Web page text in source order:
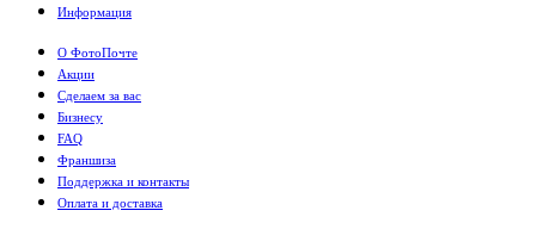
Информация
О ФотоПочте
Акции
Сделаем за вас
Бизнесу
FAQ
Франшиза
Поддержка и контакты
Оплата и доставка